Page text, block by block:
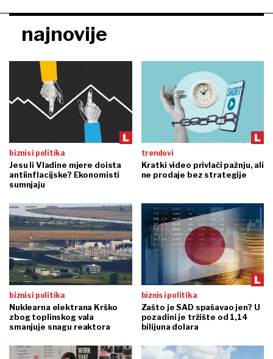
najnovije
biznis i politika
Jesu li Vladine mjere doista
antiinflacijske? Ekonomisti
sumnjaju
trendovi
Kratki video privlači pažnju, ali
ne prodaje bez strategije
biznis i politika
Nuklearna elektrana Krško
zbog toplinskog vala
smanjuje snagu reaktora
biznis i politika
Zašto je SAD spašavao jen? U
pozadini je tržište od 1,14
bilijuna dolara